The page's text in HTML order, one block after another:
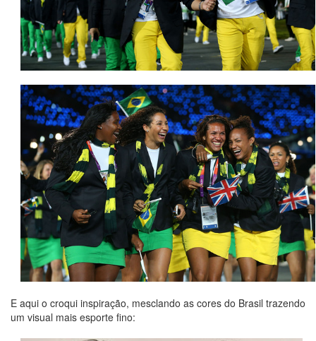
E aqui o croqui inspiração, mesclando as cores do Brasil trazendo
um visual mais esporte fino: